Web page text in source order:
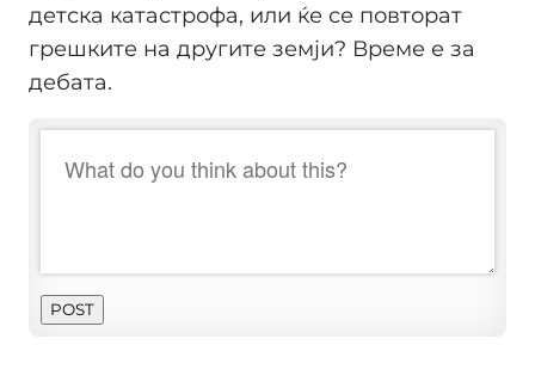
детска катастрофа, или ќе се повторат
грешките на другите земји? Време е за
дебата.
POST